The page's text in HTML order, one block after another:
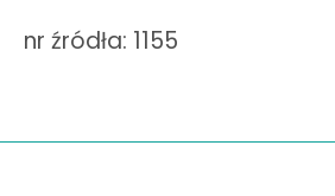
nr źródła: 1155